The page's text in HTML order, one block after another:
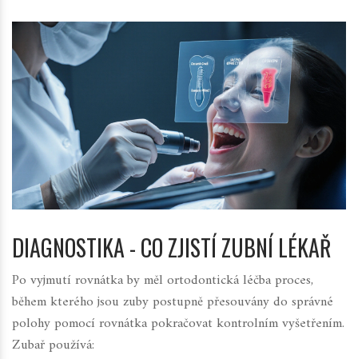
DIAGNOSTIKA - CO ZJISTÍ ZUBNÍ LÉKAŘ
Po vyjmutí rovnátka by měl ortodontická léčbaproces,
během kterého jsou zuby postupně přesouvány do správné
polohy pomocí rovnátkapokračovat kontrolním vyšetřením.
Zubař používá: